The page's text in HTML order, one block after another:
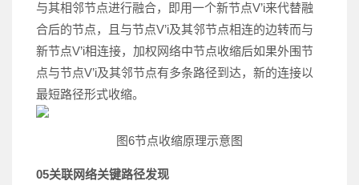
与其相邻节点进行融合，即用一个新节点V’i来代替融
合后的节点，且与节点V’i及其邻节点相连的边转而与
新节点V’i相连接，加权网络中节点收缩后如果外围节
点与节点V’i及其邻节点有多条路径到达，新的连接以
最短路径形式收缩。
图6节点收缩原理示意图
05关联网络关键路径发现